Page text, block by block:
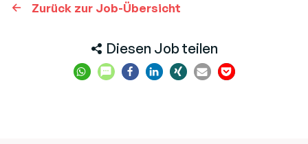
Zurück zur Job-Übersicht
Diesen Job teilen